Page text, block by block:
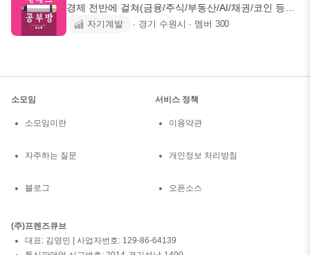
경제 전반에 걸쳐(금융/주식/부동산/AI/채권/코인 등등)
같이 공부하고
자기계발 ∙ 경기 수원시 ∙ 멤버 300
소모임
소모임이란
자주하는 질문
블로그
서비스 정책
이용약관
개인정보 처리방침
오픈소스
(주)프렌즈큐브
대표: 김영민 | 사업자번호: 129-86-64139